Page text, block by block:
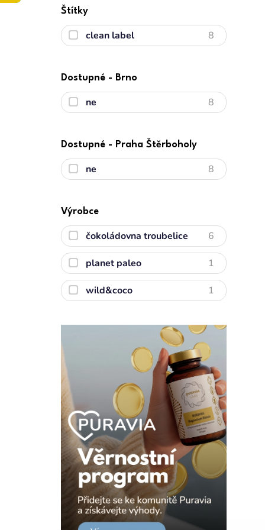
Štítky
clean label 8
Dostupné - Brno
ne 8
Dostupné - Praha Štěrboholy
ne 8
Výrobce
čokoládovna troubelice 6
planet paleo 1
wild&coco 1